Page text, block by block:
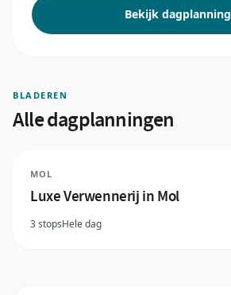
Bekijk dagplanning
BLADEREN
Alle dagplanningen
MOL
Luxe Verwennerij in Mol
3 stopsHele dag